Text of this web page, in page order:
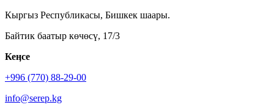
Кыргыз Республикасы, Бишкек шаары.
Байтик баатыр көчөсү, 17/3
Кеӊсе
+996 (770) 88-29-00
info@serep.kg